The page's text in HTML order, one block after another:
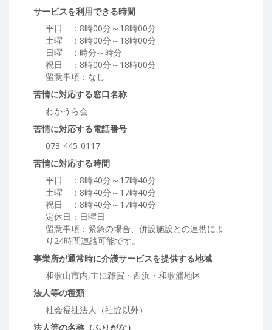
サービスを利用できる時間
平日 ：8時00分～18時00分
土曜 ：8時00分～18時00分
日曜 ：時分～時分
祝日 ：8時00分～18時00分
留意事項：なし
苦情に対応する窓口名称
わかうら会
苦情に対応する電話番号
073-445-0117
苦情に対応する時間
平日 ：8時40分～17時40分
土曜 ：8時40分～17時40分
祝日 ：8時40分～17時40分
定休日：日曜日
留意事項：緊急の場合、併設施設との連携によ
り24時間連絡可能です。
事業所が通常時に介護サービスを提供する地域
和歌山市内,主に雑賀・西浜・和歌浦地区
法人等の種類
社会福祉法人（社協以外）
法人等の名称（ふりがな）